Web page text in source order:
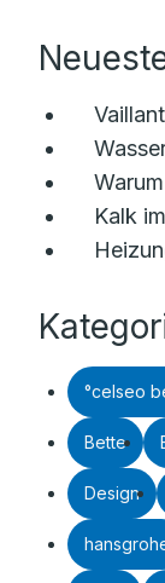
Kalk
°celseo
Bette
Design